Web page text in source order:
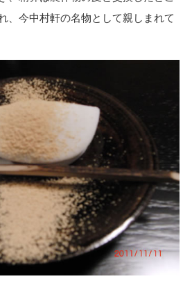
、今中村軒の名物として親しまれて